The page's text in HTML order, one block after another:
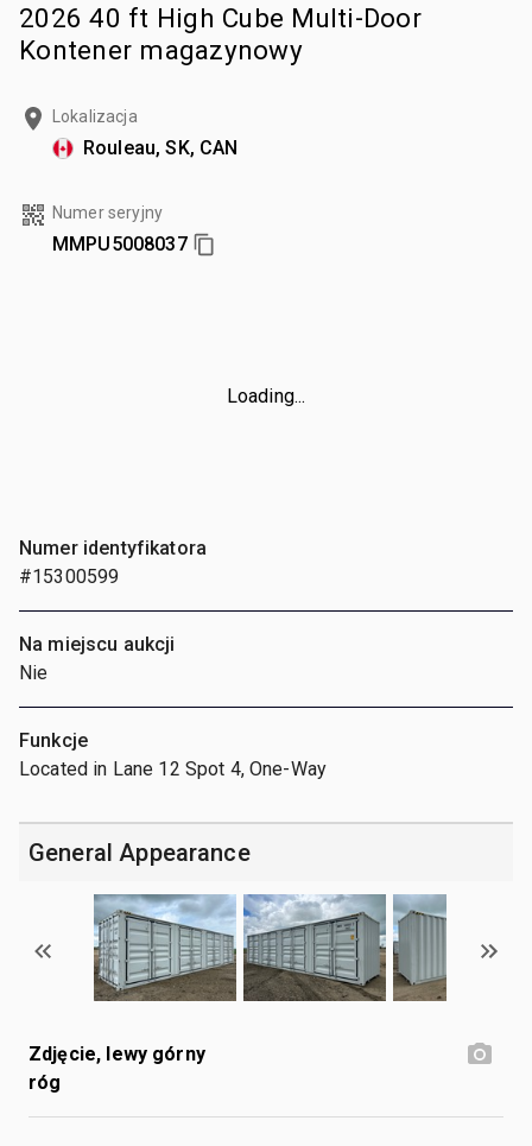
2026 40 ft High Cube Multi-Door
Kontener magazynowy
Lokalizacja
Rouleau, SK, CAN
Numer seryjny
MMPU5008037
Loading...
Numer identyfikatora
#15300599
Na miejscu aukcji
Nie
Funkcje
Located in Lane 12 Spot 4, One-Way
General Appearance
Zdjęcie, lewy górny
róg